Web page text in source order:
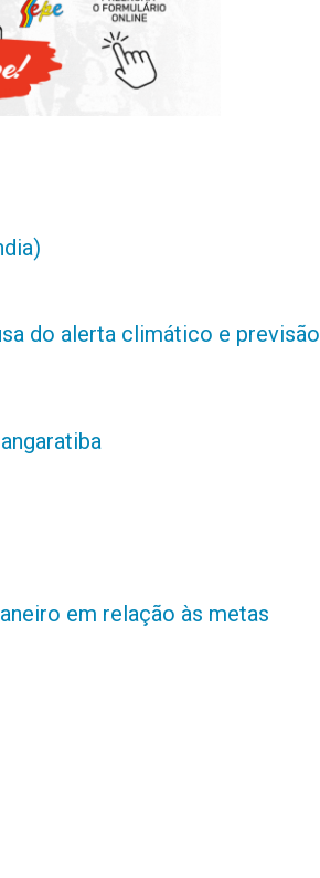
do alerta climático e previsão
em relação às metas